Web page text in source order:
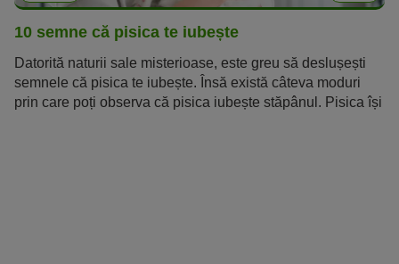
10 semne că pisica te iubește
Datorită naturii sale misterioase, este greu să deslușești
semnele că pisica te iubește. Însă există câteva moduri
prin care poți observa că pisica iubește stăpânul. Pisica își